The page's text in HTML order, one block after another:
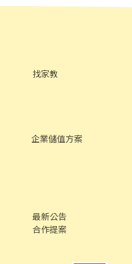
找家教
企業儲值方案
最新公告
合作提案